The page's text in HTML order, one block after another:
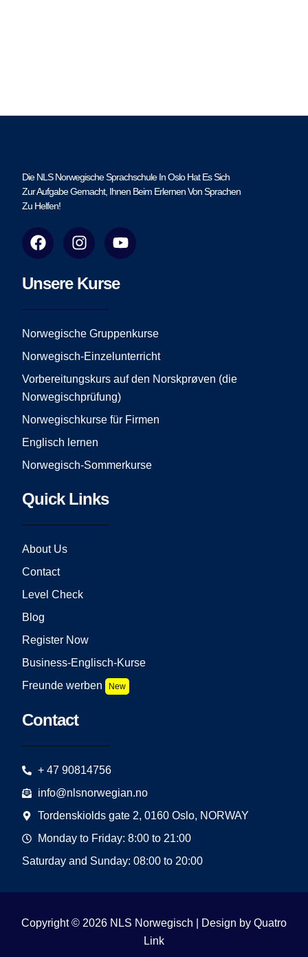
Die NLS Norwegische Sprachschule In Oslo Hat Es Sich
Zur Aufgabe Gemacht, Ihnen Beim Erlernen Von Sprachen
Zu Helfen!
F
a
e
o
o
I
n
t
g
r
m
Y
o
t
e
Unsere Kurse
Norwegische Gruppenkurse
Norwegisch-Einzelunterricht
Vorbereitungskurs auf den Norskprøven (die
Norwegischprüfung)
Norwegischkurse für Firmen
Englisch lernen
Norwegisch-Sommerkurse
Quick Links
About Us
Contact
Level Check
Blog
Register Now
Business-Englisch-Kurse
Freunde werben
New
Contact
+ 47 90814756
info@nlsnorwegian.no
Tordenskiolds gate 2, 0160 Oslo, NORWAY
Monday to Friday: 8:00 to 21:00
Saturday and Sunday: 08:00 to 20:00
Copyright © 2026 NLS Norwegisch | Design by Quatro
Link